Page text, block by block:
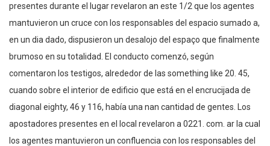
presentes durante el lugar revelaron an este 1/2 que los agentes
mantuvieron un cruce con los responsables del espacio sumado a,
en un dia dado, dispusieron un desalojo del espaço que finalmente
brumoso en su totalidad. El conducto comenzó, según
comentaron los testigos, alrededor de las something like 20. 45,
cuando sobre el interior de edificio que está en el encrucijada de
diagonal eighty, 46 y 116, había una nan cantidad de gentes. Los
apostadores presentes en el local revelaron a 0221. com. ar la cual
los agentes mantuvieron un confluencia con los responsables del